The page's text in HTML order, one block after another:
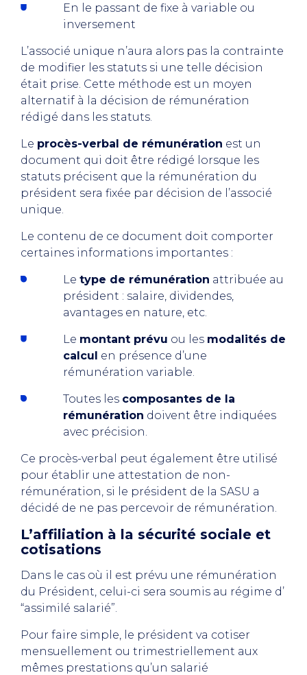
En le passant de fixe à variable ou
inversement
L’associé unique n’aura alors pas la contrainte
de modifier les statuts si une telle décision
était prise. Cette méthode est un moyen
alternatif à la décision de rémunération
rédigé dans les statuts.
Le procès-verbal de rémunération est un
document qui doit être rédigé lorsque les
statuts précisent que la rémunération du
président sera fixée par décision de l’associé
unique.
Le contenu de ce document doit comporter
certaines informations importantes :
Le type de rémunération attribuée au
président : salaire, dividendes,
avantages en nature, etc.
Le montant prévu ou les modalités de
calcul en présence d’une
rémunération variable.
Toutes les composantes de la
rémunération doivent être indiquées
avec précision.
Ce procès-verbal peut également être utilisé
pour établir une attestation de non-
rémunération, si le président de la SASU a
décidé de ne pas percevoir de rémunération.
L’affiliation à la sécurité sociale et
cotisations
Dans le cas où il est prévu une rémunération
du Président, celui-ci sera soumis au régime d’
“assimilé salarié”.
Pour faire simple, le président va cotiser
mensuellement ou trimestriellement aux
mêmes prestations qu’un salarié